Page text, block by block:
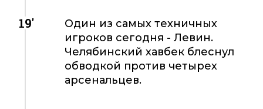
19'
Один из самых техничных
игроков сегодня - Левин.
Челябинский хавбек блеснул
обводкой против четырех
арсенальцев.